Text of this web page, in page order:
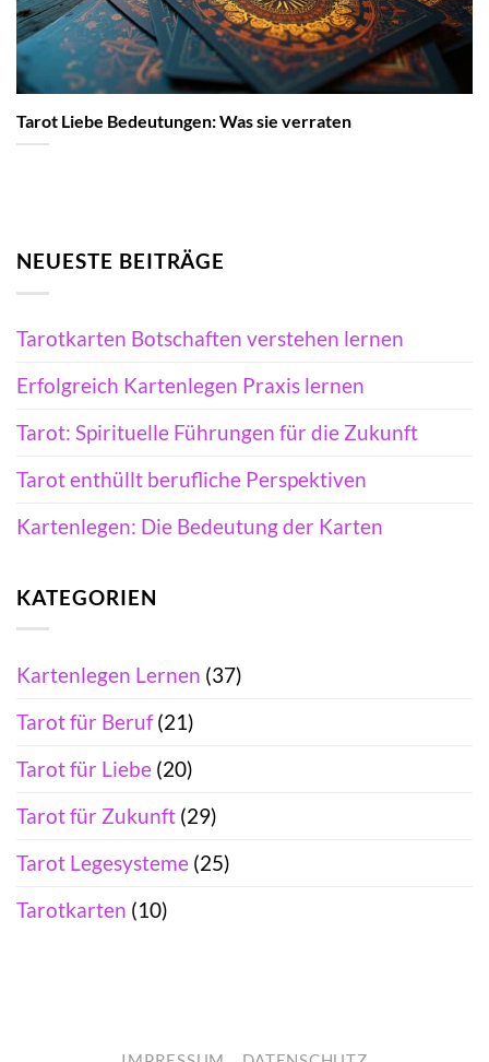
Tarot Liebe Bedeutungen: Was sie verraten
NEUESTE BEITRÄGE
Tarotkarten Botschaften verstehen lernen
Erfolgreich Kartenlegen Praxis lernen
Tarot: Spirituelle Führungen für die Zukunft
Tarot enthüllt berufliche Perspektiven
Kartenlegen: Die Bedeutung der Karten
KATEGORIEN
Kartenlegen Lernen (37)
Tarot für Beruf(21)
Tarot für Liebe (20)
Tarot für Zukunft (29)
Tarot Legesysteme (25)
Tarotkarten (10)